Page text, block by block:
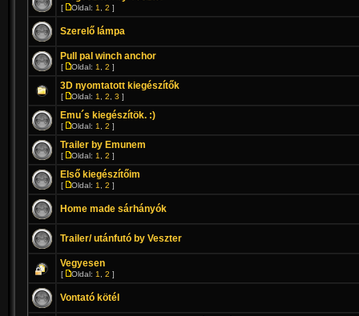
[ Oldal: 1 2 ]
Szerelő lámpa
Pull pal winch anchor
[ Oldal: 1 2 ]
3D nyomtatott kiegészítők
[ Oldal: 1 2 3 ]
Emu´s kiegészítök. :)
[ Oldal: 1 2 ]
Trailer by Emunem
[ Oldal: 1 2 ]
Első kiegészítőim
[ Oldal: 1 2 ]
Home made sárhányók
Trailer/ utánfutó by Veszter
Vegyesen
[ Oldal: 1 2 ]
Vontató kötél